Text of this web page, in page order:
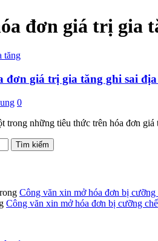
đơn giá trị gia
đơn giá trị gia tăng ghi sai
0
trong những tiêu thức trên hóa đơn
Công văn xin mở hóa đơn bị cưỡng
Công văn xin mở hóa đơn bị cưỡng chế